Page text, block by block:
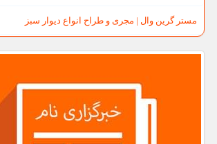
مستر گرین وال | مجری و طراح انواع دیوار سبز